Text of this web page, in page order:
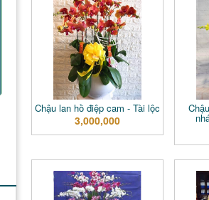
Chậu lan hồ điệp cam - Tài lộc
3,000,000